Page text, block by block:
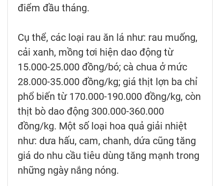
điểm đầu tháng.
Cụ thể, các loại rau ăn lá như: rau muống,
cải xanh, mồng tơi hiện dao động từ
15.000-25.000 đồng/bó; cà chua ở mức
28.000-35.000 đồng/kg; giá thịt lợn ba chỉ
phổ biến từ 170.000-190.000 đồng/kg, còn
thịt bò dao động 300.000-360.000
đồng/kg. Một số loại hoa quả giải nhiệt
như: dưa hấu, cam, chanh, dứa cũng tăng
giá do nhu cầu tiêu dùng tăng mạnh trong
những ngày nắng nóng.